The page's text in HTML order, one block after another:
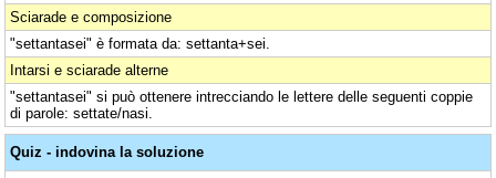
Sciarade e composizione
"settantasei" è formata da: settanta+sei.
Intarsi e sciarade alterne
"settantasei" si può ottenere intrecciando le lettere delle seguenti coppie
di parole: settate/nasi.
Quiz - indovina la soluzione